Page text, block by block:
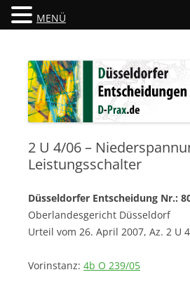
Düsseldorfer
2 U 4/06 –
Leistungsschalter
Düsseldorfer Entscheidung Nr.:
Oberlandesgericht Düsseldorf
Urteil vom 26. April 2007, Az. 2 U
Vorinstanz: 4b O 239/05
MENÜ